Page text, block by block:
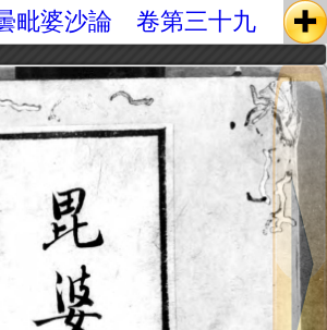
毗婆沙論 卷第三十九